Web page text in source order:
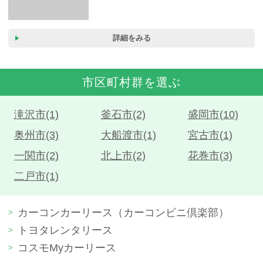
詳細をみる
市区町村群を選ぶ
滝沢市(1) 釜石市(2)
盛岡市(10)
奥州市(3)
大船渡市(1)
宮古市(1)
一関市(2)
北上市(2)
花巻市(3)
二戸市(1)
カーコンカーリース（カーコンビニ倶楽部）
トヨタレンタリース
コスモMyカーリース